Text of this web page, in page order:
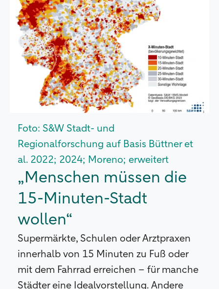
Foto: S&W Stadt- und
Regionalforschung auf Basis Büttner et
al. 2022; 2024; Moreno; erweitert
„Menschen müssen die
15-Minuten-Stadt
wollen“
Supermärkte, Schulen oder Arztpraxen
innerhalb von 15 Minuten zu Fuß oder
mit dem Fahrrad erreichen – für manche
Städter eine Idealvorstellung. Andere